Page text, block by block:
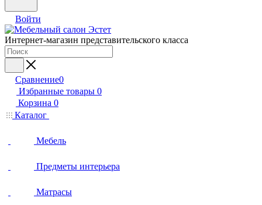
Войти
Интернет-магазин представительского класса
Сравнение0
Избранные товары 0
Корзина 0
Каталог
Мебель
Предметы интерьера
Матрасы